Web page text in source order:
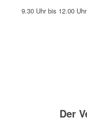
9.30 Uhr bis 12.00
Der